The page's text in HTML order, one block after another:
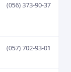
(056) 373-90-37
(057) 702-93-01